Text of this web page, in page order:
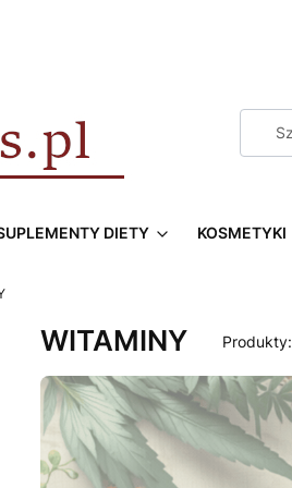
DIETY KOSMETYKI
WITAMINY Produkty: